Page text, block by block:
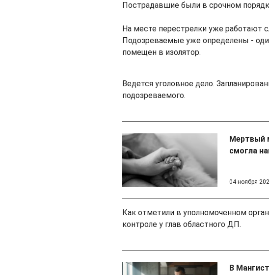
Пострадавшие были в срочном
На месте перестрелки уже работают
Подозреваемые уже определены -
помещен в изолятор.
Ведется уголовное дело.
подозреваемого.
Мертвый
смогла
04 ноября
Как отметили в уполномоченном
контроле у глав областного ДП.
В